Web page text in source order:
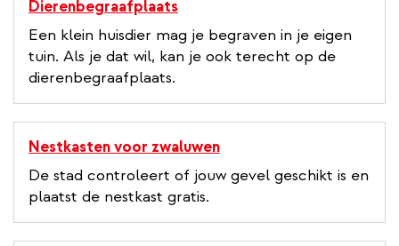
Dierenbegraafplaats
Een klein huisdier mag je begraven in je eigen
tuin. Als je dat wil, kan je ook terecht op de
dierenbegraafplaats.
Nestkasten voor zwaluwen
De stad controleert of jouw gevel geschikt is en
plaatst de nestkast gratis.